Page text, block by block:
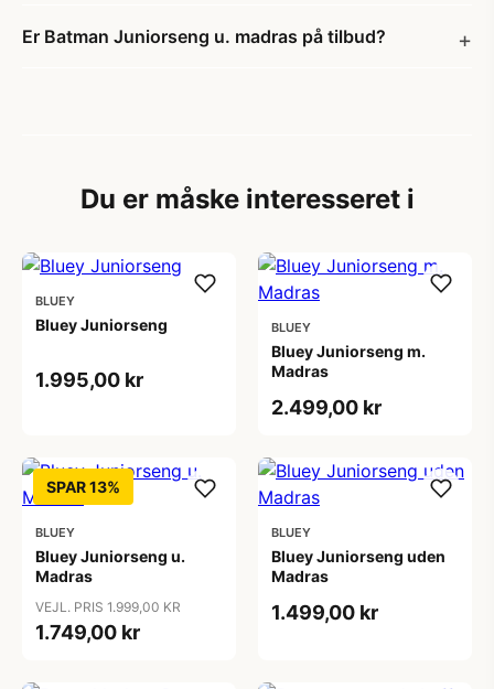
Er Batman Juniorseng u. madras på tilbud?
Du er måske interesseret i
BLUEY
Bluey Juniorseng
1.995,00 kr
BLUEY
Bluey Juniorseng m.
Madras
2.499,00 kr
SPAR 13%
BLUEY
Bluey Juniorseng u.
Madras
VEJL. PRIS 1.999,00 KR
1.749,00 kr
BLUEY
Bluey Juniorseng uden
Madras
1.499,00 kr